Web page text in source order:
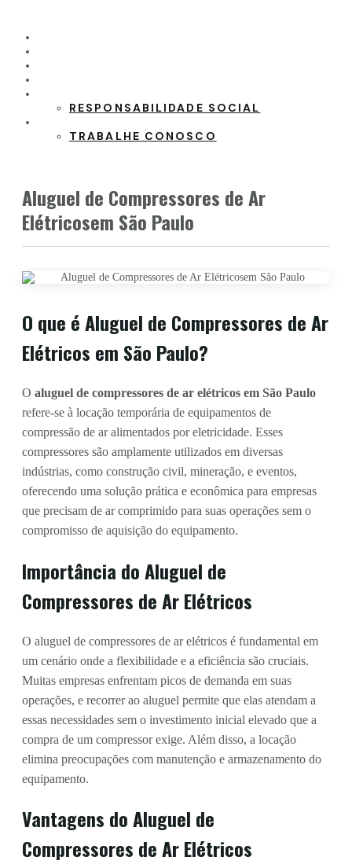
RESPONSABILIDADE SOCIAL
TRABALHE CONOSCO
Aluguel de Compressores de Ar
Elétricosem São Paulo
O que é Aluguel de Compressores de Ar
Elétricos em São Paulo?
O aluguel de compressores de ar elétricos em São Paulo
refere-se à locação temporária de equipamentos de
compressão de ar alimentados por eletricidade. Esses
compressores são amplamente utilizados em diversas
indústrias, como construção civil, mineração, e eventos,
oferecendo uma solução prática e econômica para empresas
que precisam de ar comprimido para suas operações sem o
compromisso de aquisição do equipamento.
Importância do Aluguel de
Compressores de Ar Elétricos
O aluguel de compressores de ar elétricos é fundamental em
um cenário onde a flexibilidade e a eficiência são cruciais.
Muitas empresas enfrentam picos de demanda em suas
operações, e recorrer ao aluguel permite que elas atendam a
essas necessidades sem o investimento inicial elevado que a
compra de um compressor exige. Além disso, a locação
elimina preocupações com manutenção e armazenamento do
equipamento.
Vantagens do Aluguel de
Compressores de Ar Elétricos